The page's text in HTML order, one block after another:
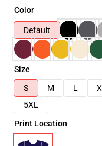
Color
Default
Size
S
M L
5XL
Print Location